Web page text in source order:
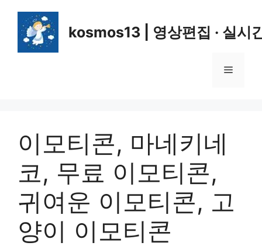
kosmos13 | 영상편집 · 실시
메
이모티콘, 마네키네
코, 무료 이모티콘,
귀여운 이모티콘, 고
양이 이모티콘